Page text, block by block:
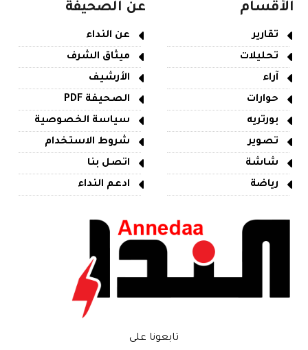
الأقسام
تقارير
تحليلات
آراء
حوارات
بورتريه
تصوير
شاشة
رياضة
عن الصحيفة
عن النداء
ميثاق الشرف
الأرشيف
الصحيفة PDF
سياسة الخصوصية
شروط الاستخدام
اتصل بنا
ادعم النداء
تابعونا على